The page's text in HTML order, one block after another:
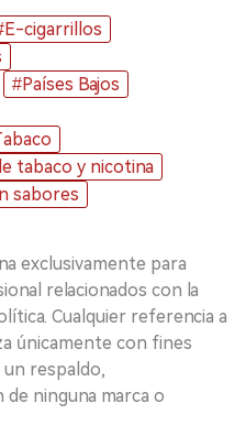
cigarrillos
#Países Bajos
tabaco y nicotina
sabores
exclusivamente para
relacionados con la
Cualquier referencia a
únicamente con fines
respaldo,
ninguna marca o